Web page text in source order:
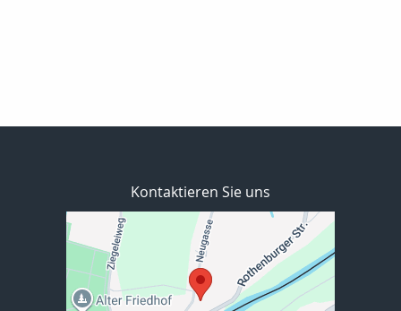
Kontaktieren Sie uns